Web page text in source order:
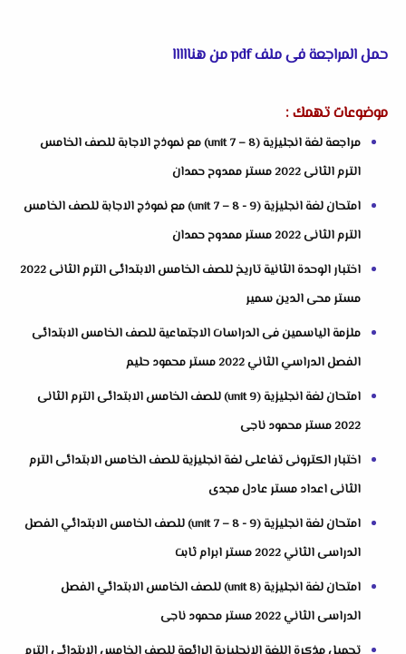
حمل المراجعة فى ملف pdf من هنااااا
موضوعات تهمك :
مراجعة لغة انجليزية (unit 7 – 8) مع نموذج الاجابة للصف الخامس
الترم الثانى 2022 مستر ممدوح حمدان
امتحان لغة انجليزية (unit 7 – 8 - 9) مع نموذج الاجابة للصف الخامس
الترم الثانى 2022 مستر ممدوح حمدان
اختبار الوحدة الثانية تاريخ للصف الخامس الابتدائى الترم الثانى 2022
مستر محى الدين سمير
ملزمة الياسمين فى الدراسات الاجتماعية للصف الخامس الابتدائى
الفصل الدراسي الثاني 2022 مستر محمود حليم
امتحان لغة انجليزية (unit 9) للصف الخامس الابتدائى الترم الثانى
2022 مستر محمود ناجى
اختبار الكترونى تفاعلى لغة انجليزية للصف الخامس الابتدائى الترم
الثانى اعداد مستر عادل مجدى
امتحان لغة انجليزية (unit 7 – 8 - 9) للصف الخامس الابتدائي الفصل
الدراسى الثاني 2022 مستر ابرام ثابت
امتحان لغة انجليزية (unit 8) للصف الخامس الابتدائي الفصل
الدراسى الثاني 2022 مستر محمود ناجى